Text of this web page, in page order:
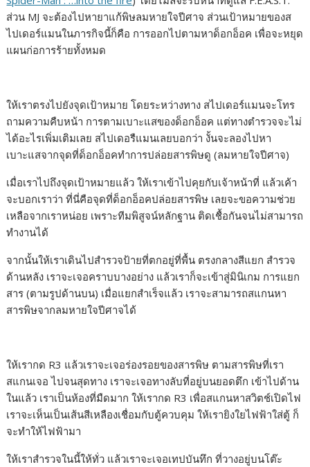
e
b
o
s
e
n
r
e
L
e
ส่วน MJ จะต้องไปหายาแก้พิษลมหายใจปีศาจ ส่วนเป้าหมายของส
ไปเดอร์แมนในภารกิจนี้ก็คือ การออกไปตามหาด็อกอ็อค เพื่อจะหยุด
แผนก่อการร้ายทั้งหมด
ให้เราตรงไปยังจุดเป้าหมาย โดยระหว่างทาง สไปเดอร์แมนจะโทร
ถามความคืบหน้า การตามเบาะแสของด็อกอ็อค แต่ทางตำรวจจะไม่
ได้อะไรเพิ่มเติมเลย สไปเดอรืแมนเลยบอกว่า งั้นจะลองไปหา
เบาะแสจากจุดที่ด็อกอ็อคทำการปล่อยสารพิษดู (ลมหายใจปีศาจ)
เมื่อเราไปถึงจุดเป้าหมายแล้ว ให้เราเข้าไปคุยกับเจ้าหน้าที่ แล้วเค้า
จะบอกเราว่า ที่นี่คือจุดที่ด็อกอ็อคปล่อยสารพิษ เลยจะขอความช่วย
เหลือจากเราหน่อย เพราะทีมพิสูจน์หลักฐาน ติดเชื้อกันจนไม่สามารถ
ทำงานได้
จากนั้นให้เราเดินไปสำรวจป้ายที่ตกอยู่ที่พื้น ตรงกลางสีแยก สำรวจ
ด้านหลัง เราจะเจอคราบบางอย่าง แล้วเราก็จะเข้าสู่มินิเกม การแยก
สาร (ตามรูปด้านบน) เมื่อแยกสำเร็จแล้ว เราจะสามารถสแกนหา
สารพิษจากลมหายใจปีศาจได้
ให้เรากด R3 แล้วเราจะเจอร่องรอยของสารพิษ ตามสารพิษที่เรา
สแกนเจอ ไปจนสุดทาง เราจะเจอทางลับที่อยู่บนยอดตึก เข้าไปด้าน
ในแล้ว เราเป็นห้องที่มืดมาก ให้เรากด R3 เพื่อสแกนหาสวิตช์เปิดไฟ
เราจะเห็นเป็นเส้นสีเหลืองเชื่อมกับตู้ควบคุม ให้เรายิงใยไฟฟ้าใส่ตู้ ก็
จะทำให้ไฟฟ้ามา
ให้เราสำรวจในนี้ให้ทั่ว แล้วเราจะเจอเทปบันทึก ที่วางอยู่บนโต๊ะ